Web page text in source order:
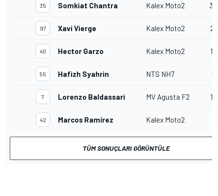
35 Somkiat Chantra Kalex Moto2
97 Xavi Vierge Kalex Moto2
40 Hector Garzo Kalex Moto2
55 Hafizh Syahrin NTS NH7
7 Lorenzo Baldassari MV Agusta F2
42 Marcos Ramírez Kalex Moto2
TÜM SONUÇLARI GÖRÜNTÜLE